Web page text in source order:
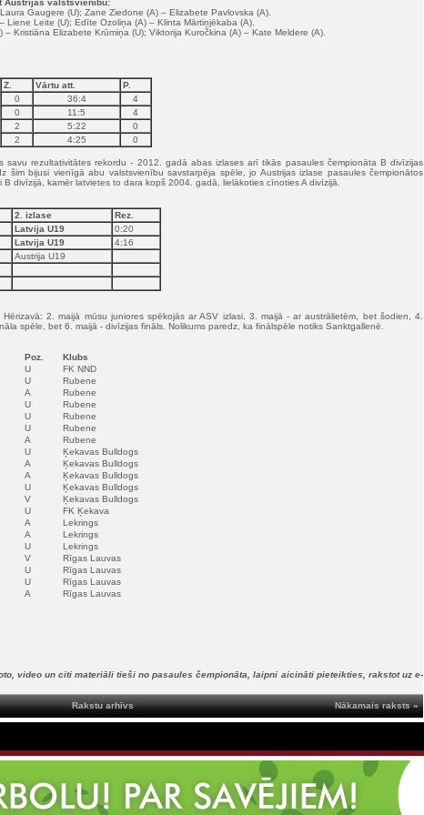
Austrijas valstsvienību:
Gaugere (U); Zane Ziedone (A) – Elizabete Pavlovska (A).
Liene Leite (U); Edīte Ozoliņa (A) – Klinta Mārtiņjēkaba (A).
Kristiāna Elizabete Krūmiņa (U); Viktorija Kuročkina (A) – Kate Meldere (A).
Z. Vārtu att.
P.
0 36:4
4
0 11:5
4
2 5:22
0
2 4:25 0
savu rezultativitātes rekordu - 2012. gadā abas izlases arī tikās pasaules čempionāta B divīzijas
bijusi vienīgā abu valstsvienību savstarpēja spēle, jo Austrijas izlase pasaules čempionātos
divīzijā, kamēr latvietes to dara kopš 2004. gadā, lielākoties cīnoties A divīzijā.
2. izlase
Rez.
Latvija U19
0:20
Latvija U19
4:16
Austrija U19
2. maijā mūsu juniores spēkojās ar ASV izlasi, 3. maijā - ar austrālietēm, bet šodien, 4.
spēle, bet 6. maijā - divīzijas fināls. Nolikums paredz, ka finālspēle notiks Sanktgallenē.
Poz.
Klubs
U
FK NND
U
Rubene
A
Rubene
U
Rubene
U
Rubene
U
Rubene
A
Rubene
U
Ķekavas Bulldogs
A
Ķekavas Bulldogs
A
Ķekavas Bulldogs
U
Ķekavas Bulldogs
V
Ķekavas Bulldogs
U
FK Ķekava
A
Lekrings
A
Lekrings
U
Lekrings
V
Rīgas Lauvas
U
Rīgas Lauvas
U
Rīgas Lauvas
A
Rīgas Lauvas
video un citi materiāli tieši no pasaules čempionāta, laipni aicināti pieteikties, rakstot uz e-
Nākamais raksts »
Rakstu arhīvs